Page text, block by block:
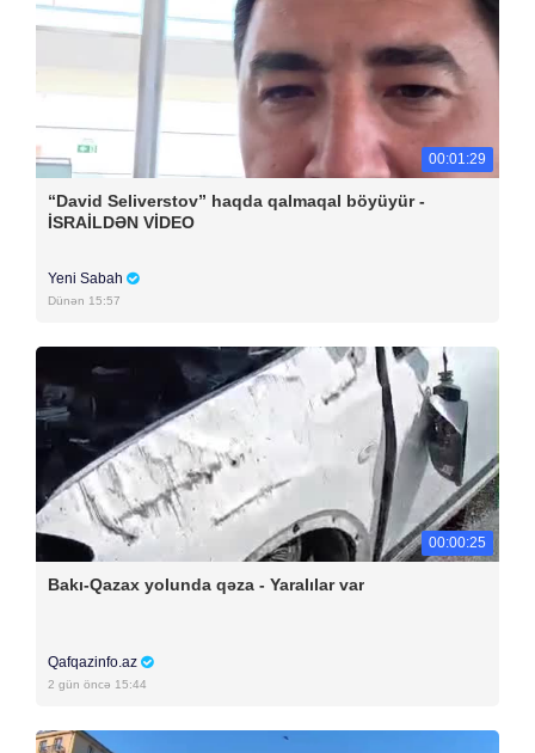
00:01:29
“David Seliverstov” haqda qalmaqal böyüyür -
İSRAİLDƏN VİDEO
Yeni Sabah
Dünən 15:57
00:00:25
Bakı-Qazax yolunda qəza - Yaralılar var
Qafqazinfo.az
2 gün öncə 15:44